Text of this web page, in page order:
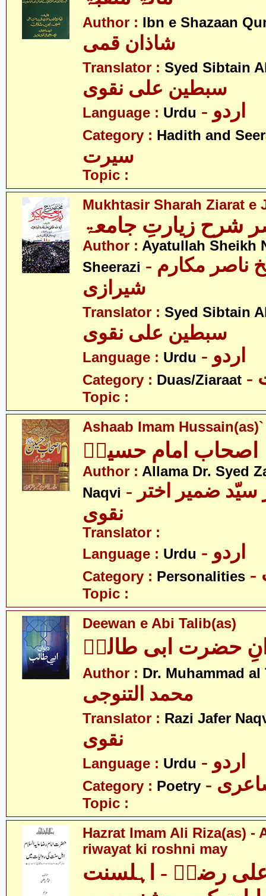
Author : Ibn e Shazaan
شاذان قمی
Translator : Syed Sibtain
سبطین علی نقوی
Language : Urdu - اردو
Category : Hadith and
سیرت
Topic :
Mukhtasir Sharah Ziarat e
شرح زیارتِ جامعۃ
Author : Ayatullah Sheikh
Sheerazi - آیت اللہ شیخ ناصر مکارم
شیرازی
Translator : Syed Sibtain
سبطین علی نقوی
Language : Urdu - اردو
Category : Duas/Ziaraat
Topic :
Ashaab Imam Hussain(as)`
اصحاب امام حسینؑ
Author : Allama Dr. Syed
Naqvi - علامہ ڈاکٹر سیّد ضمیر اختر
نقوی
Translator :
Language : Urdu - اردو
Category : Personalities
Topic :
Deewan e Abi Talib(as)
حضرت ابی طالبؑ
Author : Dr. Muhammad al
محمد التنوجی
Translator : Razi Jafer
نقوی
Language : Urdu - اردو
Category : Poetry
Topic :
Hazrat Imam Ali Riza(as) -
riwayat ki roshni may
رضاؑ - اہلسنت